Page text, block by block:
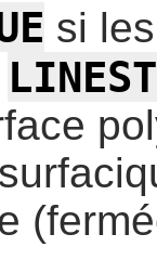
si